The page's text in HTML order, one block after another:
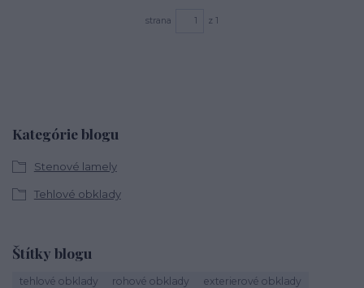
Kategórie blogu
Stenové lamely
Tehlové obklady
Štítky blogu
tehlové obklady rohové obklady
exterierové obklady
strana z 1